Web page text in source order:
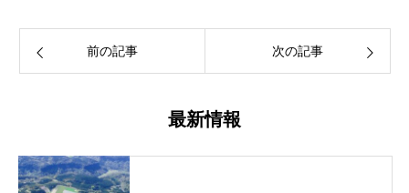
前の記事 次の記事
最新情報